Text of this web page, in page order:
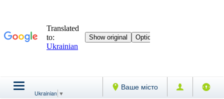
Ваше місто
Ukrainian ▼